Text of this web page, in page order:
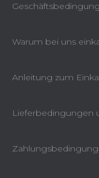
Warum bei uns
Anleitung zum
Lieferbedingungen